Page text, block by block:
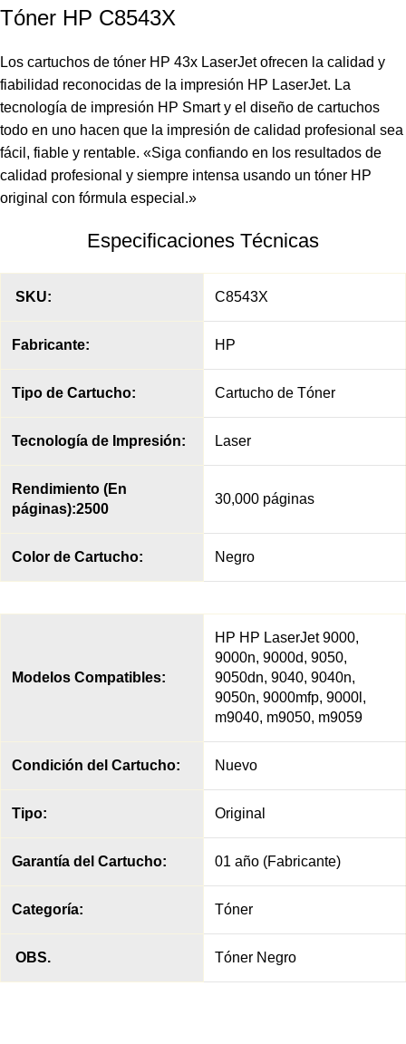
Tóner HP C8543X
Los cartuchos de tóner HP 43x LaserJet ofrecen la calidad y
fiabilidad reconocidas de la impresión HP LaserJet. La
tecnología de impresión HP Smart y el diseño de cartuchos
todo en uno hacen que la impresión de calidad profesional sea
fácil, fiable y rentable. «Siga confiando en los resultados de
calidad profesional y siempre intensa usando un tóner HP
original con fórmula especial.»
Especificaciones Técnicas
SKU: C8543X
Fabricante: HP
Tipo de Cartucho: Cartucho de Tóner
Tecnología de Impresión: Laser
Rendimiento (En
páginas):2500
30,000 páginas
Color de Cartucho: Negro
Modelos Compatibles:
HP HP LaserJet 9000,
9000n, 9000d, 9050,
9050dn, 9040, 9040n,
9050n, 9000mfp, 9000l,
m9040, m9050, m9059
Condición del Cartucho: Nuevo
Tipo: Original
Garantía del Cartucho: 01 año (Fabricante)
Categoría: Tóner
OBS. Tóner Negro